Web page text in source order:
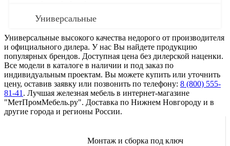
Универсальные
Универсальные высокого качества недорого от производителя
и официального дилера. У нас Вы найдете продукцию
популярных брендов. Доступная цена без дилерской наценки.
Все модели в каталоге в наличии и под заказ по
индивидуальным проектам. Вы можете купить или уточнить
цену, оставив заявку или позвонить по телефону: 8 (800) 555-
81-41 . Лучшая железная мебель в интернет-магазине
"МетПромМебель.ру". Доставка по Нижнем Новгороду и в
другие города и регионы России.
Монтаж и сборка под ключ